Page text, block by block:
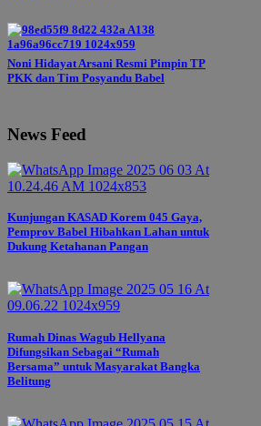
Noni Hidayat Arsani Resmi Pimpin TP
PKK dan Tim Posyandu Babel
News Feed
Kunjungan KASAD Korem 045 Gaya,
Pemprov Babel Hibahkan Lahan untuk
Dukung Ketahanan Pangan
Rumah Dinas Wagub Hellyana
Difungsikan Sebagai “Rumah
Bersama” untuk Masyarakat Bangka
Belitung